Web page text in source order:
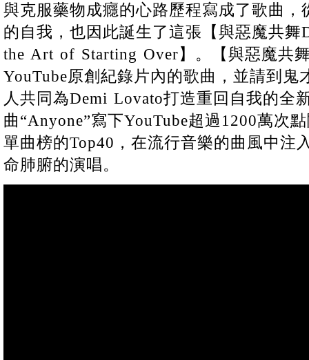
與克服藥物成癮的心路歷程寫成了歌曲，
的自我，也因此誕生了這張【與惡魔共
the Art of Starting Over】。【與惡魔共
YouTube原創紀錄片內的歌曲，並請到
人共同為Demi Lovato打造重回自我的全
曲“Anyone”寫下YouTube超過1200萬次
單曲榜的Top40，在流行音樂的曲風中注
命肺腑的演唱。